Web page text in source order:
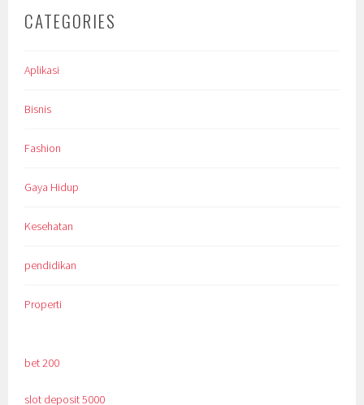
CATEGORIES
Aplikasi
Bisnis
Fashion
Gaya Hidup
Kesehatan
pendidikan
Properti
bet 200
slot deposit 5000